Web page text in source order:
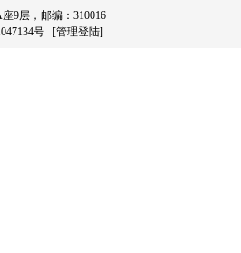
9层，邮编：310016
号
[管理登陆]